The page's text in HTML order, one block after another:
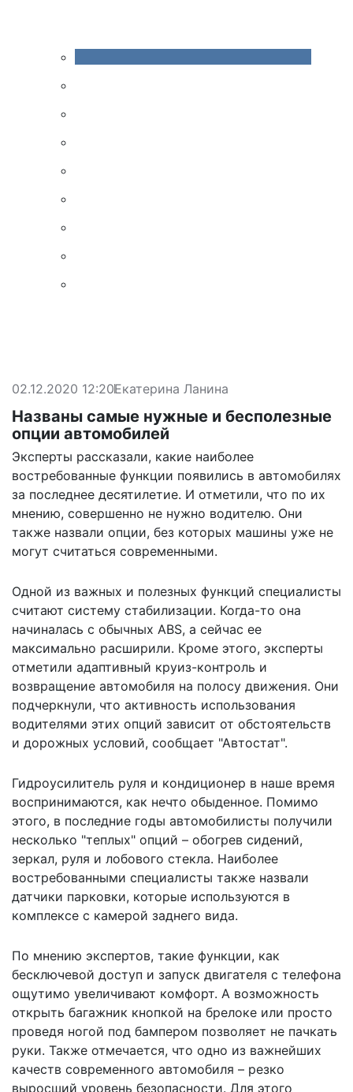
02.12.2020 12:20Екатерина Ланина
Названы самые нужные и бесполезные
опции автомобилей
Эксперты рассказали, какие наиболее
востребованные функции появились в автомобилях
за последнее десятилетие. И отметили, что по их
мнению, совершенно не нужно водителю. Они
также назвали опции, без которых машины уже не
могут считаться современными.
Одной из важных и полезных функций специалисты
считают систему стабилизации. Когда-то она
начиналась с обычных ABS, а сейчас ее
максимально расширили. Кроме этого, эксперты
отметили адаптивный круиз-контроль и
возвращение автомобиля на полосу движения. Они
подчеркнули, что активность использования
водителями этих опций зависит от обстоятельств
и дорожных условий, сообщает "Автостат".
Гидроусилитель руля и кондиционер в наше время
воспринимаются, как нечто обыденное. Помимо
этого, в последние годы автомобилисты получили
несколько "теплых" опций – обогрев сидений,
зеркал, руля и лобового стекла. Наиболее
востребованными специалисты также назвали
датчики парковки, которые используются в
комплексе с камерой заднего вида.
По мнению экспертов, такие функции, как
бесключевой доступ и запуск двигателя с телефона
ощутимо увеличивают комфорт. А возможность
открыть багажник кнопкой на брелоке или просто
проведя ногой под бампером позволяет не пачкать
руки. Также отмечается, что одно из важнейших
качеств современного автомобиля – резко
выросший уровень безопасности. Для этого